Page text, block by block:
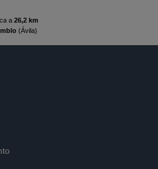
a 26,2 km
(Ávila)